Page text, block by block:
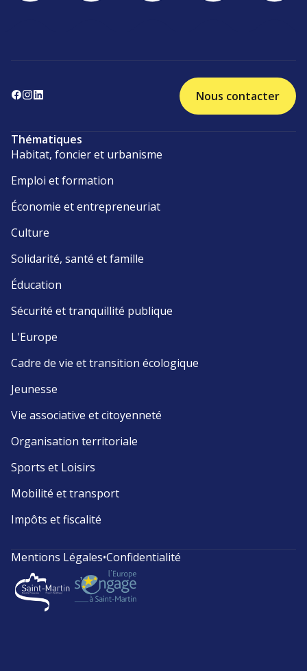
Nous contacter
Thématiques
Habitat, foncier et urbanisme
Emploi et formation
Économie et entrepreneuriat
Culture
Solidarité, santé et famille
Éducation
Sécurité et tranquillité publique
L'Europe
Cadre de vie et transition écologique
Jeunesse
Vie associative et citoyenneté
Organisation territoriale
Sports et Loisirs
Mobilité et transport
Impôts et fiscalité
Mentions Légales•Confidentialité